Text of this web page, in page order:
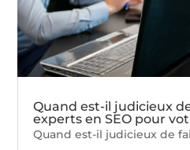
Quand est-il judicieux
experts en SEO pour
Quand est-il judicieux de